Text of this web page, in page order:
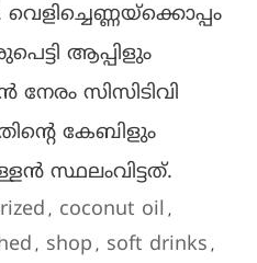
ആപ്പിളും
നേരം സിസിടിവി
കേബിളും
സ്ഥലംവിട്ടത്.
, coconut oil ,
, shop , soft drinks ,